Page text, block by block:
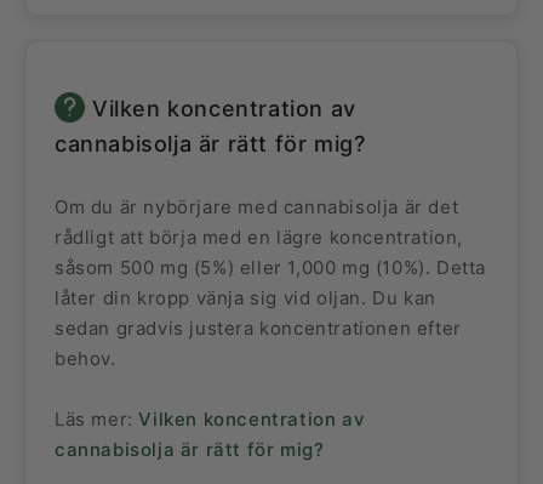
Vilken koncentration av
cannabisolja är rätt för mig?
Om du är nybörjare med cannabisolja är det
rådligt att börja med en lägre koncentration,
såsom 500 mg (5%) eller 1,000 mg (10%). Detta
låter din kropp vänja sig vid oljan. Du kan
sedan gradvis justera koncentrationen efter
behov.
Läs mer:Vilken koncentration av
cannabisolja är rätt för mig?